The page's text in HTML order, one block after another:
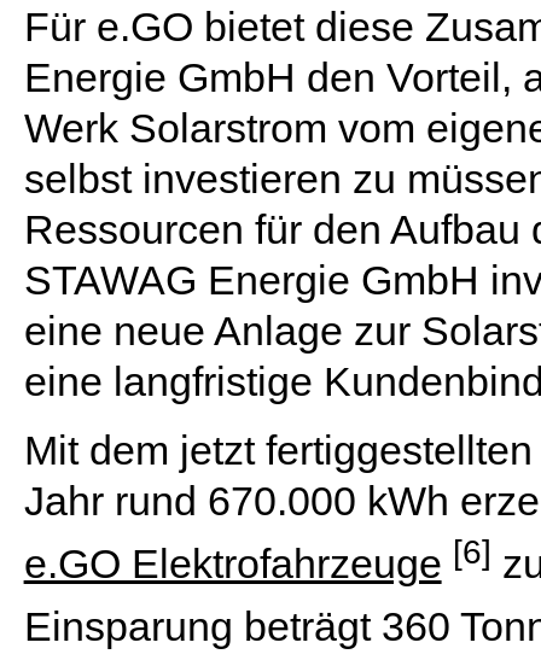
Für e.GO bietet diese
Energie GmbH den Vorteil,
Werk Solarstrom vom
selbst investieren zu
Ressourcen für den
STAWAG Energie GmbH
eine neue Anlage zur
eine langfristige
Mit dem jetzt
Jahr rund 670.000 kWh
e.GO Elektrofahrzeuge [6]
Einsparung beträgt 360